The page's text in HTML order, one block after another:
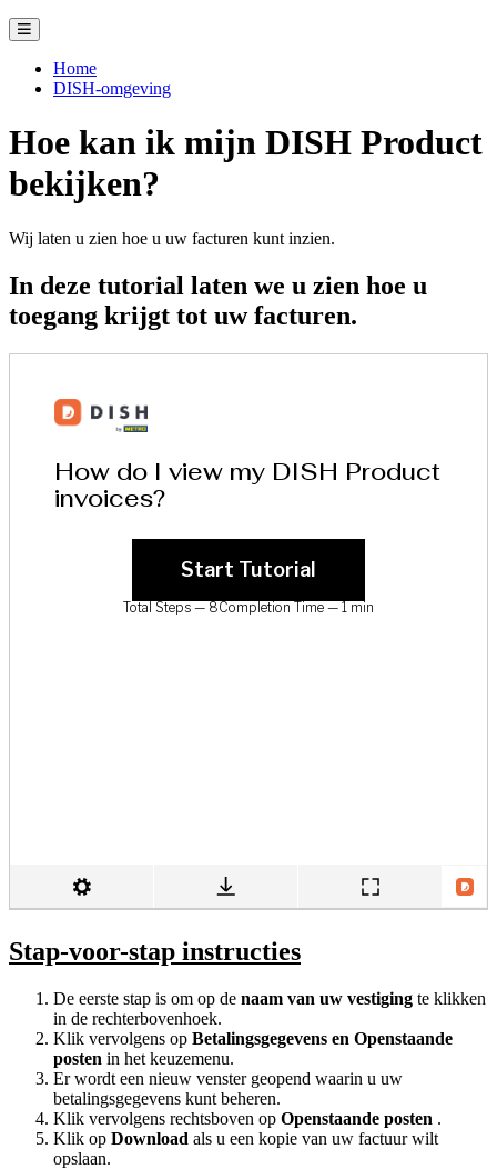
Home
DISH-omgeving
Hoe kan ik mijn DISH Product
bekijken?
Wij laten u zien hoe u uw facturen kunt inzien.
In deze tutorial laten we u zien hoe u
toegang krijgt tot uw facturen.
Stap-voor-stap instructies
De eerste stap is om op de naam van uw vestiging te klikken
in de rechterbovenhoek.
Klik vervolgens op Betalingsgegevens en Openstaande
posten in het keuzemenu.
Er wordt een nieuw venster geopend waarin u uw
betalingsgegevens kunt beheren.
Klik vervolgens rechtsboven op Openstaande posten .
Klik op Download als u een kopie van uw factuur wilt
opslaan.